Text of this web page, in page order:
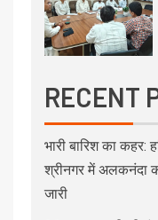
RECENT
भारी बारिश का कहर:
श्रीनगर में अलकनंदा
जारी